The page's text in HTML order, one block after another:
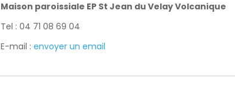
Maison paroissiale EP St Jean du Velay Volcanique
Tel : 04 71 08 69 04
E-mail : envoyer un email